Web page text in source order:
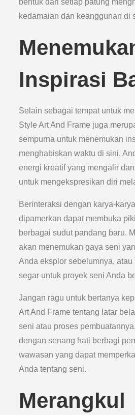
bentuk dari setiap patung
kedamaian dan keanggunan di
Inspirasi
Selain sebagai tempat untuk
Style Art And Frame juga
sempurna untuk menemukan
menghabiskan waktu di sini,
energi kreatif yang mengalir
untuk mengekspresikan diri
Berinteraksi dengan karya-
dipamerkan dapat membuka
berbagai sudut pandang baru.
akan menemukan gaya seni
Anda eksplor sebelumnya, atau
segar untuk proyek seni Anda
Jangan ragu untuk bertanya
Art And Frame tentang latar
seni atau proses
dengan senang hati berbagi
wawasan yang dapat
Anda tentang seni.
Merangkul